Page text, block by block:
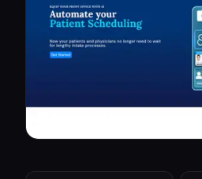
Все категории